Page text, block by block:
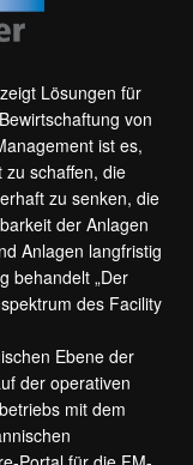
Lösungen für
von
ist es,
schaffen, die
zu senken, die
der Anlagen
Anlagen langfristig
behandelt „Der
des Facility
Ebene der
der operativen
mit dem